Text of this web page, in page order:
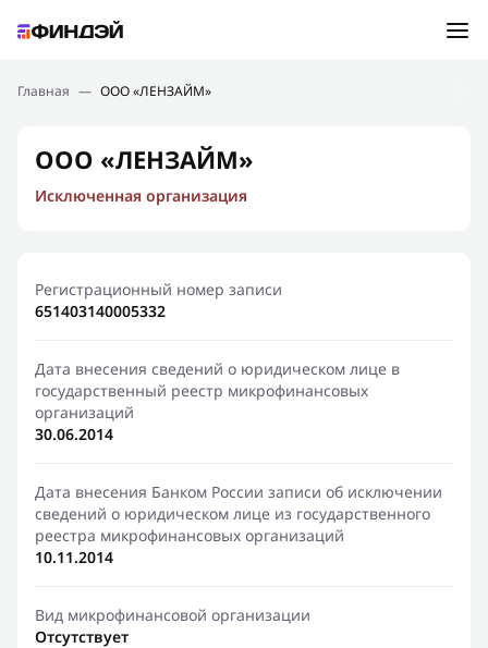
Подбор займа
Новости
Финансовое просвещение
Главная — ООО «ЛЕНЗАЙМ»
ООО «ЛЕНЗАЙМ»
Исключенная организация
Регистрационный номер записи
651403140005332
Дата внесения сведений о юридическом лице в
государственный реестр микрофинансовых
организаций
30.06.2014
Дата внесения Банком России записи об исключении
сведений о юридическом лице из государственного
реестра микрофинансовых организаций
10.11.2014
Вид микрофинансовой организации
Отсутствует
Ошибка:Контактная форма не найдена.
Спасибо, что написали нам
Мы свяжемся с Вами в ближайшее время и сообщим
результат
Отправить новый запрос